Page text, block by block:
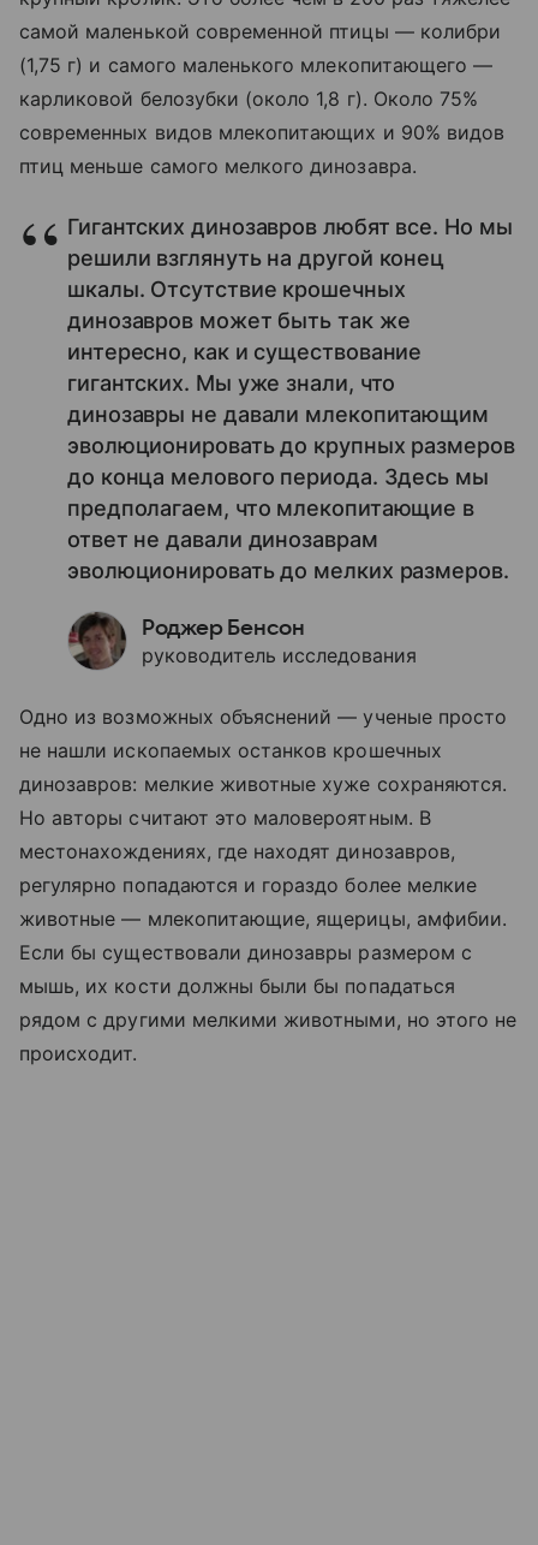
самой маленькой современной птицы — колибри
(1,75 г) и самого маленького млекопитающего —
карликовой белозубки (около 1,8 г). Около 75%
современных видов млекопитающих и 90% видов
птиц меньше самого мелкого динозавра.
Гигантских динозавров любят все. Но мы
решили взглянуть на другой конец
шкалы. Отсутствие крошечных
динозавров может быть так же
интересно, как и существование
гигантских. Мы уже знали, что
динозавры не давали млекопитающим
эволюционировать до крупных размеров
до конца мелового периода. Здесь мы
предполагаем, что млекопитающие в
ответ не давали динозаврам
эволюционировать до мелких размеров.
Роджер Бенсон
руководитель исследования
Одно из возможных объяснений — ученые просто
не нашли ископаемых останков крошечных
динозавров: мелкие животные хуже сохраняются.
Но авторы считают это маловероятным. В
местонахождениях, где находят динозавров,
регулярно попадаются и гораздо более мелкие
животные — млекопитающие, ящерицы, амфибии.
Если бы существовали динозавры размером с
мышь, их кости должны были бы попадаться
рядом с другими мелкими животными, но этого не
происходит.